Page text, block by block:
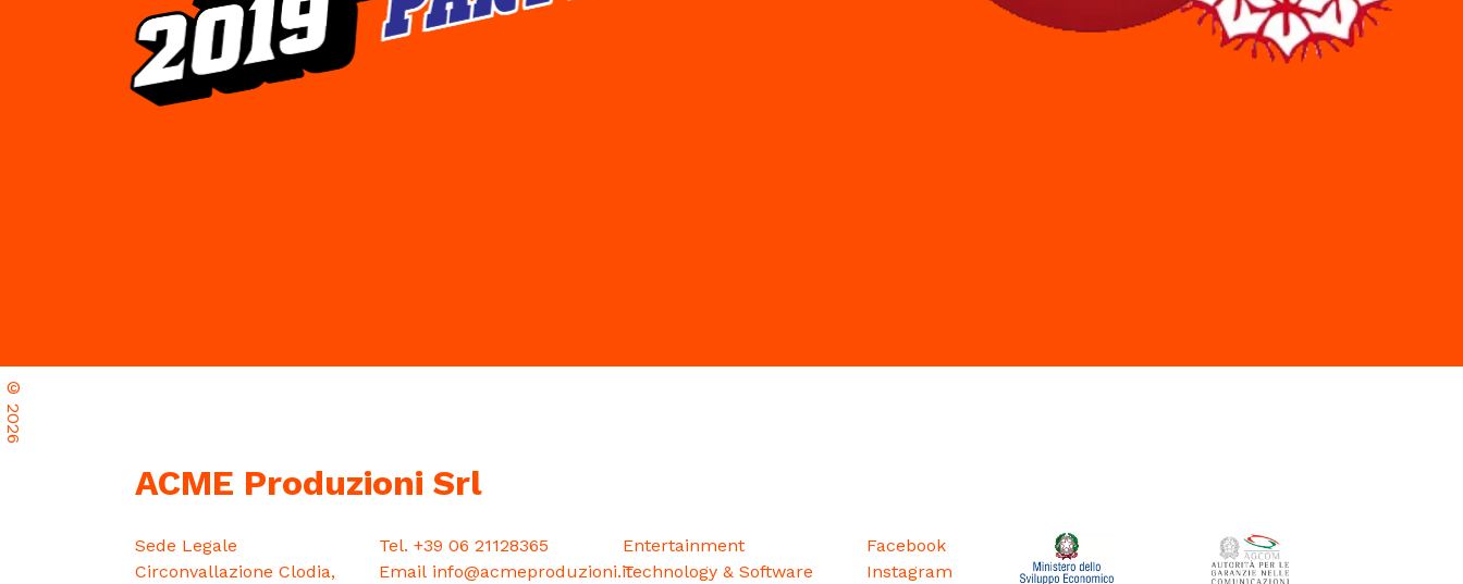
©
2026
ACME Produzioni Srl
Sede Legale
Circonvallazione Clodia,
Tel. +39 06 21128365
Email info@acmeproduzioni.it
Entertainment
Technology & Software
Facebook
Instagram